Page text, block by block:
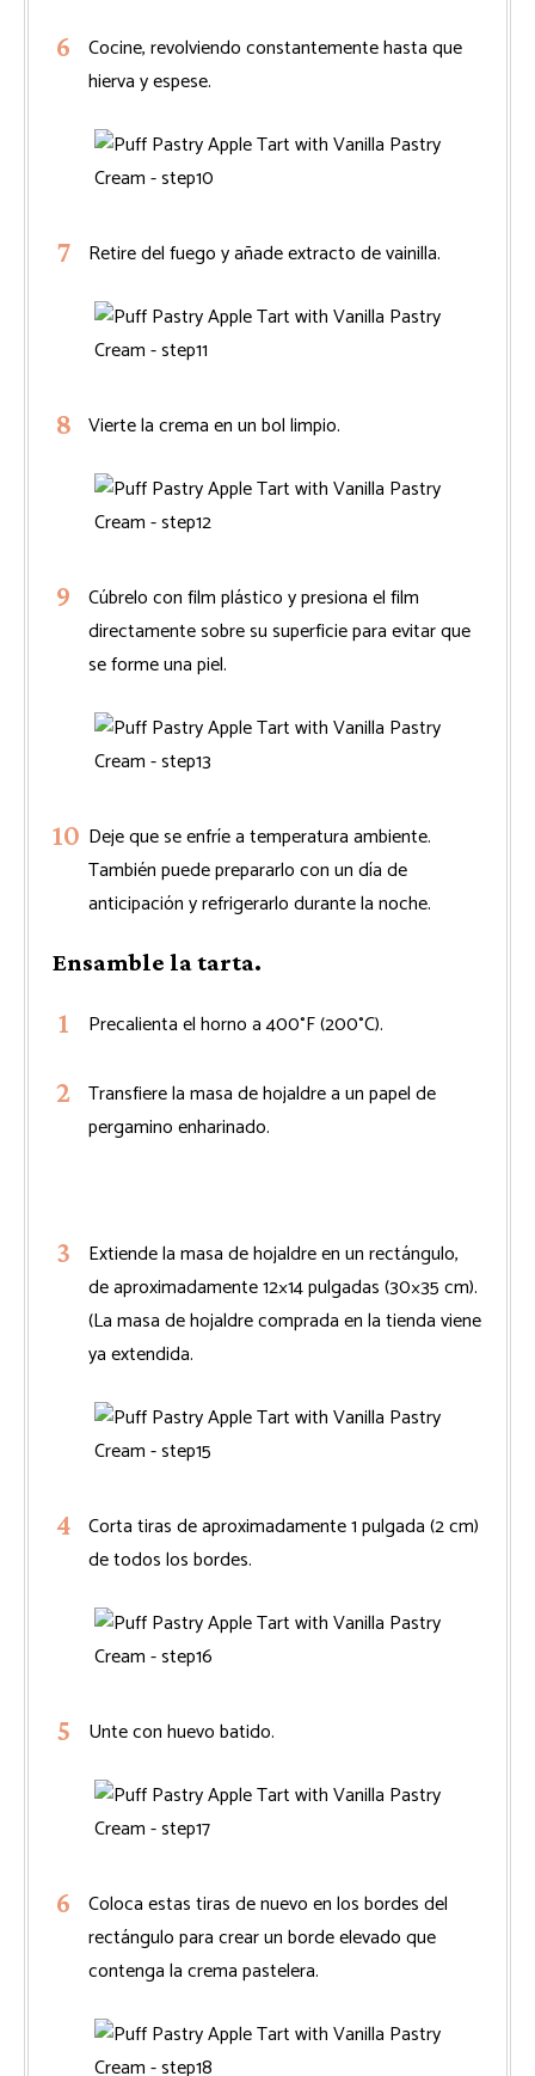
Cocine, revolviendo constantemente hasta que
hierva y espese.
Retire del fuego y añade extracto de vainilla.
Vierte la crema en un bol limpio.
Cúbrelo con film plástico y presiona el film
directamente sobre su superficie para evitar que
se forme una piel.
Deje que se enfríe a temperatura ambiente.
También puede prepararlo con un día de
anticipación y refrigerarlo durante la noche.
Ensamble la tarta.
Precalienta el horno a 400°F (200°C).
Transfiere la masa de hojaldre a un papel de
pergamino enharinado.
Extiende la masa de hojaldre en un rectángulo,
de aproximadamente 12×14 pulgadas (30×35 cm).
(La masa de hojaldre comprada en la tienda viene
ya extendida.
Corta tiras de aproximadamente 1 pulgada (2 cm)
de todos los bordes.
Unte con huevo batido.
Coloca estas tiras de nuevo en los bordes del
rectángulo para crear un borde elevado que
contenga la crema pastelera.